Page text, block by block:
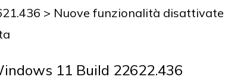
> Nuove funzionalità
11 Build 22622.436